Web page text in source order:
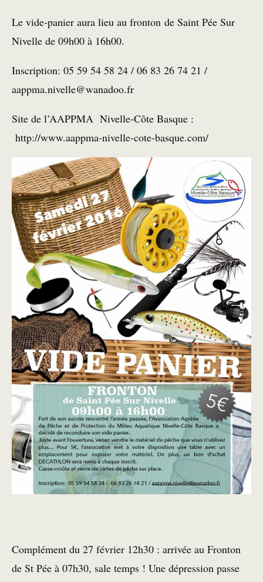
Le vide-panier aura lieu au fronton de Saint Pée Sur
Nivelle de 09h00 à 16h00.
Inscription: 05 59 54 58 24 / 06 83 26 74 21 /
aappma.nivelle@wanadoo.fr
Site de l’AAPPMA Nivelle-Côte Basque :
http://www.aappma-nivelle-cote-basque.com/
Complément du 27 février 12h30 : arrivée au Fronton
de St Pée à 07h30, sale temps ! Une dépression passe